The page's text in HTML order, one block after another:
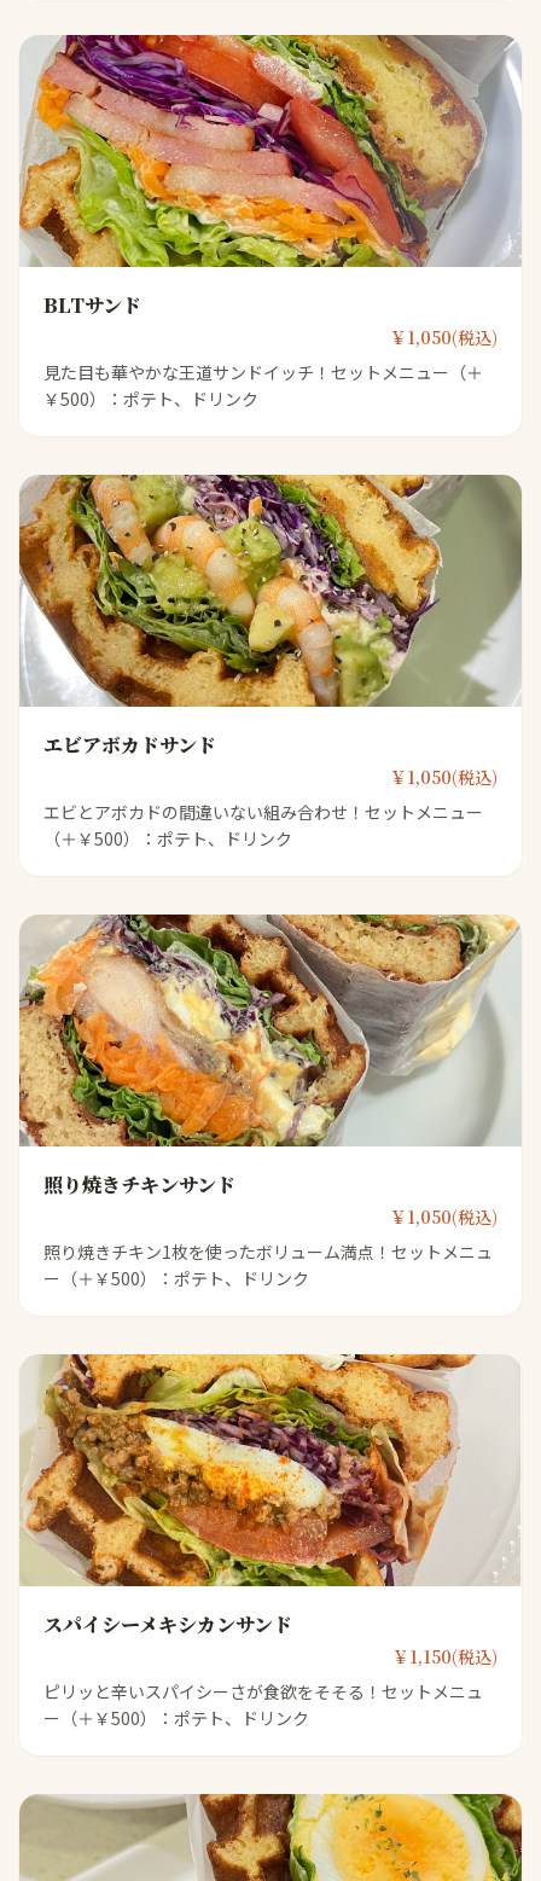
BLTサンド
￥1,050(税込)
見た目も華やかな王道サンドイッチ！セットメニュー（＋
￥500）：ポテト、ドリンク
エビアボカドサンド
￥1,050(税込)
エビとアボカドの間違いない組み合わせ！セットメニュー
（＋￥500）：ポテト、ドリンク
照り焼きチキンサンド
￥1,050(税込)
照り焼きチキン1枚を使ったボリューム満点！セットメニュ
ー（＋￥500）：ポテト、ドリンク
スパイシーメキシカンサンド
￥1,150(税込)
ピリッと辛いスパイシーさが食欲をそそる！セットメニュ
ー（＋￥500）：ポテト、ドリンク